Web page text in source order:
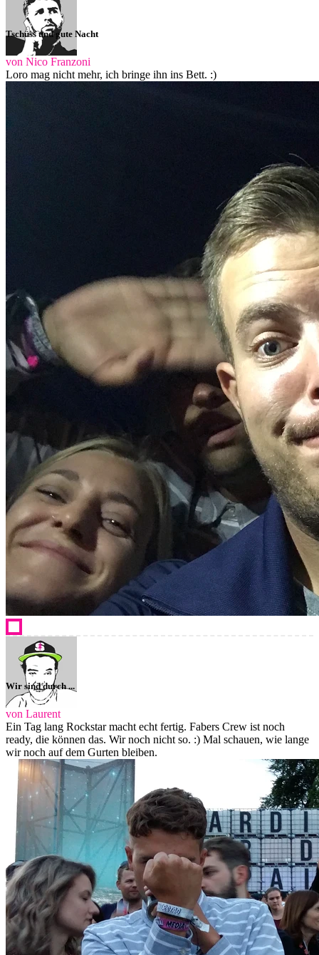
Tschüss und gute Nacht
von Nico Franzoni
Loro mag nicht mehr, ich bringe ihn ins Bett. :)
Wir sind durch ...
von Laurent
Ein Tag lang Rockstar macht echt fertig. Fabers Crew ist noch
ready, die können das. Wir noch nicht so. :) Mal schauen, wie lange
wir noch auf dem Gurten bleiben.